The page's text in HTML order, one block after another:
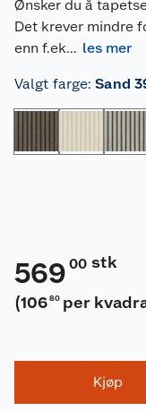
Ønsker du å
Det krever mindre
enn f.ek... les mer
Valgt farge: Sand
569 00 stk
(106 80 per
Kjøp